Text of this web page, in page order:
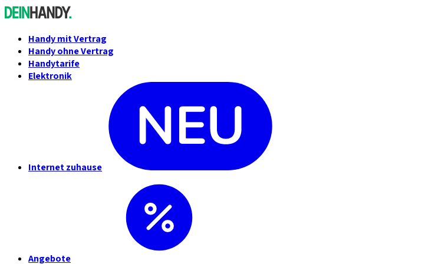
Handy mit Vertrag
Handy ohne Vertrag
Handytarife
Elektronik
Internet zuhause
Angebote